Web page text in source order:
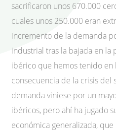
sacrificaron unos 670.000
cuales unos 250.000 eran
incremento de la demanda
industrial tras la bajada en
ibérico que hemos tenido en
consecuencia de la crisis del
demanda viniese por un
ibéricos, pero ahí ha jugado
económica generalizada,